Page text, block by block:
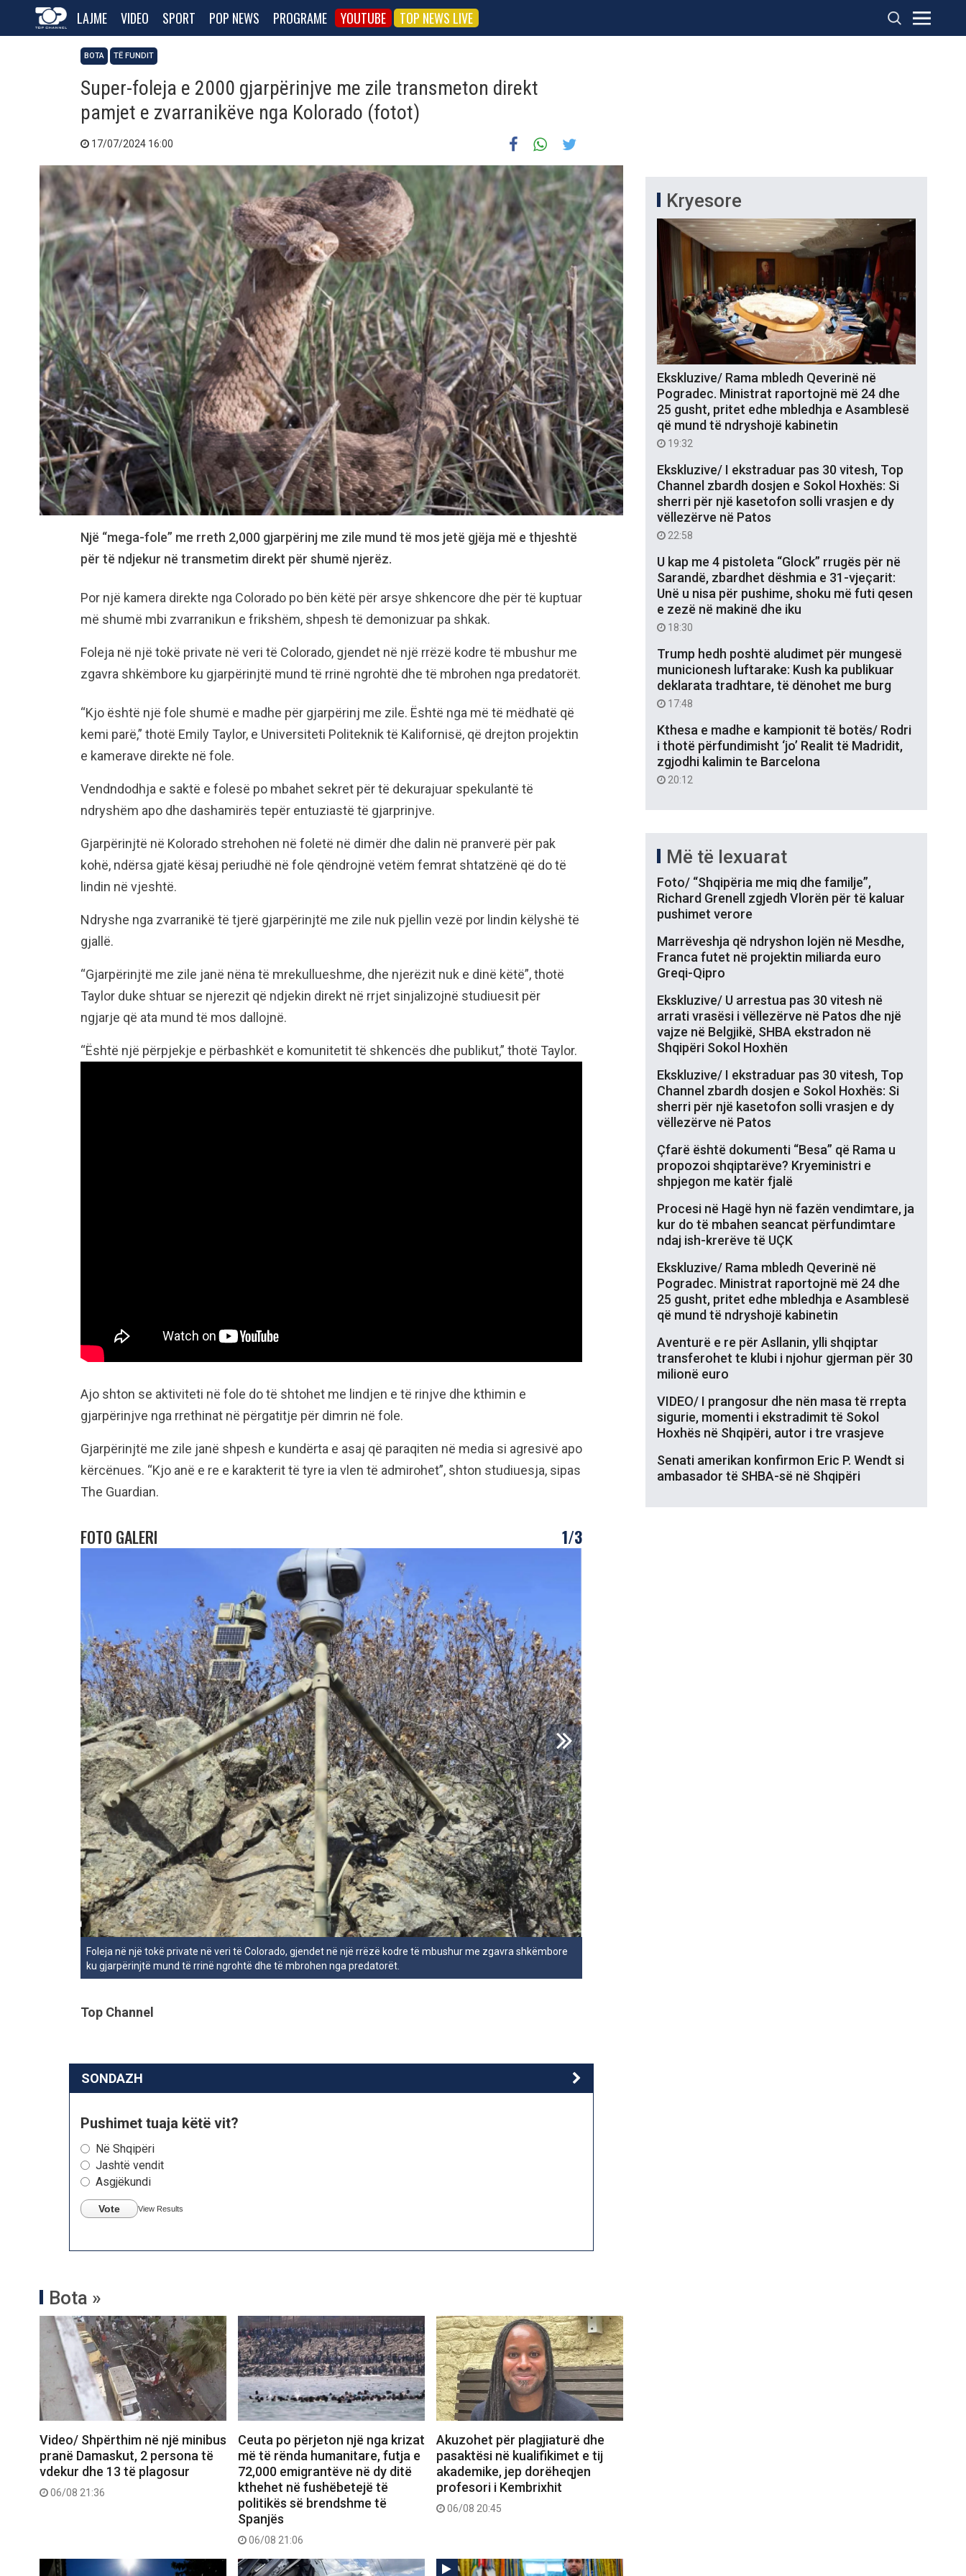
LAJME VIDEO SPORT POP NEWS PROGRAME YOUTUBE TOP NEWS LIVE
BOTA TË FUNDIT
Super-foleja e 2000 gjarpërinjve me zile transmeton direkt
pamjet e zvarranikëve nga Kolorado (fotot)
17/07/2024 16:00
Një “mega-fole” me rreth 2,000 gjarpërinj me zile mund të mos jetë gjëja më e thjeshtë
për të ndjekur në transmetim direkt për shumë njerëz.
Por një kamera direkte nga Colorado po bën këtë për arsye shkencore dhe për të kuptuar
më shumë mbi zvarranikun e frikshëm, shpesh të demonizuar pa shkak.
Foleja në një tokë private në veri të Colorado, gjendet në një rrëzë kodre të mbushur me
zgavra shkëmbore ku gjarpërinjtë mund të rrinë ngrohtë dhe të mbrohen nga predatorët.
“Kjo është një fole shumë e madhe për gjarpërinj me zile. Është nga më të mëdhatë që
kemi parë,” thotë Emily Taylor, e Universiteti Politeknik të Kalifornisë, që drejton projektin
e kamerave direkte në fole.
Vendndodhja e saktë e folesë po mbahet sekret për të dekurajuar spekulantë të
ndryshëm apo dhe dashamirës tepër entuziastë të gjarprinjve.
Gjarpërinjtë në Kolorado strehohen në foletë në dimër dhe dalin në pranverë për pak
kohë, ndërsa gjatë kësaj periudhë në fole qëndrojnë vetëm femrat shtatzënë që do të
lindin në vjeshtë.
Ndryshe nga zvarranikë të tjerë gjarpërinjtë me zile nuk pjellin vezë por lindin këlyshë të
gjallë.
“Gjarpërinjtë me zile janë nëna të mrekullueshme, dhe njerëzit nuk e dinë këtë”, thotë
Taylor duke shtuar se njerezit që ndjekin direkt në rrjet sinjalizojnë studiuesit për
ngjarje që ata mund të mos dallojnë.
“Është një përpjekje e përbashkët e komunitetit të shkencës dhe publikut,” thotë Taylor.
Ajo shton se aktiviteti në fole do të shtohet me lindjen e të rinjve dhe kthimin e
gjarpërinjve nga rrethinat në përgatitje për dimrin në fole.
Gjarpërinjtë me zile janë shpesh e kundërta e asaj që paraqiten në media si agresivë apo
kërcënues. “Kjo anë e re e karakterit të tyre ia vlen të admirohet”, shton studiuesja, sipas
The Guardian.
FOTO GALERI 1/3
Foleja në një tokë private në veri të Colorado, gjendet në një rrëzë kodre të mbushur me zgavra shkëmbore
ku gjarpërinjtë mund të rrinë ngrohtë dhe të mbrohen nga predatorët.
Top Channel
SONDAZH
Pushimet tuaja këtë vit?
Në Shqipëri
Jashtë vendit
Asgjëkundi
Vote View Results
Bota »
Video/ Shpërthim në një minibus
pranë Damaskut, 2 persona të
vdekur dhe 13 të plagosur
06/08 21:36
Ceuta po përjeton një nga krizat
më të rënda humanitare, futja e
72,000 emigrantëve në dy ditë
kthehet në fushëbetejë të
politikës së brendshme të
Spanjës
06/08 21:06
Akuzohet për plagjiaturë dhe
pasaktësi në kualifikimet e tij
akademike, jep dorëheqjen
profesori i Kembrixhit
06/08 20:45
Kryesore
Ekskluzive/ Rama mbledh Qeverinë në
Pogradec. Ministrat raportojnë më 24 dhe
25 gusht, pritet edhe mbledhja e Asamblesë
që mund të ndryshojë kabinetin
19:32
Ekskluzive/ I ekstraduar pas 30 vitesh, Top
Channel zbardh dosjen e Sokol Hoxhës: Si
sherri për një kasetofon solli vrasjen e dy
vëllezërve në Patos
22:58
U kap me 4 pistoleta “Glock” rrugës për në
Sarandë, zbardhet dëshmia e 31-vjeçarit:
Unë u nisa për pushime, shoku më futi qesen
e zezë në makinë dhe iku
18:30
Trump hedh poshtë aludimet për mungesë
municionesh luftarake: Kush ka publikuar
deklarata tradhtare, të dënohet me burg
17:48
Kthesa e madhe e kampionit të botës/ Rodri
i thotë përfundimisht ‘jo’ Realit të Madridit,
zgjodhi kalimin te Barcelona
20:12
Më të lexuarat
Foto/ “Shqipëria me miq dhe familje”,
Richard Grenell zgjedh Vlorën për të kaluar
pushimet verore
Marrëveshja që ndryshon lojën në Mesdhe,
Franca futet në projektin miliarda euro
Greqi-Qipro
Ekskluzive/ U arrestua pas 30 vitesh në
arrati vrasësi i vëllezërve në Patos dhe një
vajze në Belgjikë, SHBA ekstradon në
Shqipëri Sokol Hoxhën
Ekskluzive/ I ekstraduar pas 30 vitesh, Top
Channel zbardh dosjen e Sokol Hoxhës: Si
sherri për një kasetofon solli vrasjen e dy
vëllezërve në Patos
Çfarë është dokumenti “Besa” që Rama u
propozoi shqiptarëve? Kryeministri e
shpjegon me katër fjalë
Procesi në Hagë hyn në fazën vendimtare, ja
kur do të mbahen seancat përfundimtare
ndaj ish-krerëve të UÇK
Ekskluzive/ Rama mbledh Qeverinë në
Pogradec. Ministrat raportojnë më 24 dhe
25 gusht, pritet edhe mbledhja e Asamblesë
që mund të ndryshojë kabinetin
Aventurë e re për Asllanin, ylli shqiptar
transferohet te klubi i njohur gjerman për 30
milionë euro
VIDEO/ I prangosur dhe nën masa të rrepta
sigurie, momenti i ekstradimit të Sokol
Hoxhës në Shqipëri, autor i tre vrasjeve
Senati amerikan konfirmon Eric P. Wendt si
ambasador të SHBA-së në Shqipëri